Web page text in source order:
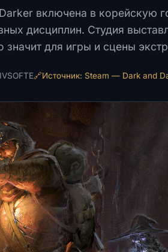
включена в корейскую
дисциплин. Студия
значит для игры и сцены
🔗Источник: Steam — Dark and